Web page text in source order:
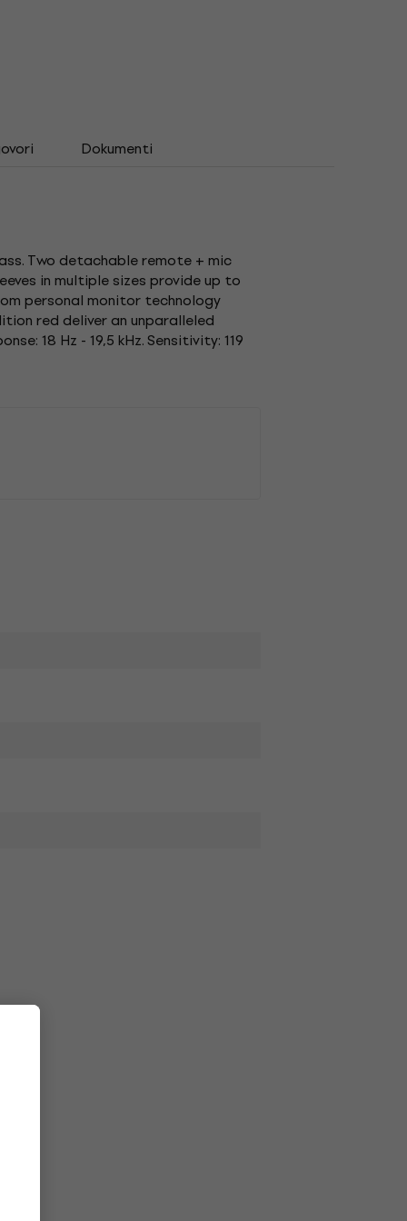
Dokumenti
Two detachable remote + mic
in multiple sizes provide up to
personal monitor technology
red deliver an unparalleled
18 Hz - 19,5 kHz. Sensitivity: 119